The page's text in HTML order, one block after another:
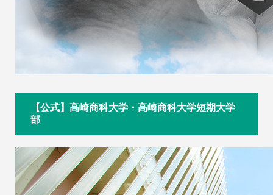
【公式】高崎商科大学・高崎商科大学短期大学
部